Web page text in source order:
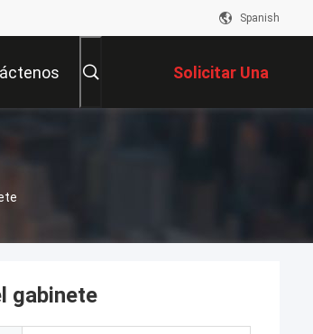
Spanish
Solicitar Una
Cotización
gabinete